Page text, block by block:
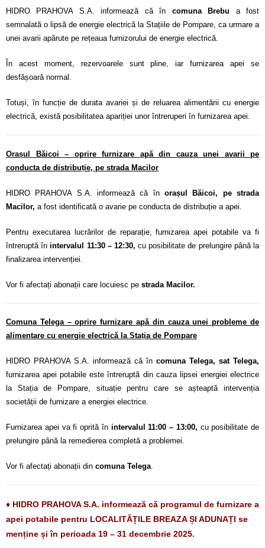
Comunicare
Contact
HIDRO PRAHOVA S.A. informează că în comuna Brebu a fost
semnalată o lipsă de energie electrică la Stațiile de Pompare, ca urmare a
unei avarii apărute pe rețeaua furnizorului de energie electrică.
În acest moment, rezervoarele sunt pline, iar furnizarea apei se
desfășoară normal.
Totuși, în funcție de durata avariei și de reluarea alimentării cu energie
electrică, există posibilitatea apariției unor întreruperi în furnizarea apei.
Orașul Băicoi – oprire furnizare apă din cauza unei avarii pe
conducta de distribuție, pe strada Macilor
HIDRO PRAHOVA S.A. informează că în orașul Băicoi, pe strada
Macilor, a fost identificată o avarie pe conducta de distribuție a apei.
Pentru executarea lucrărilor de reparație, furnizarea apei potabile va fi
întreruptă înintervalul 11:30 – 12:30, cu posibilitate de prelungire până la
finalizarea intervenției.
Vor fi afectați abonații care locuiesc pe strada Macilor.
Comuna Telega – oprire furnizare apă din cauza unei probleme de
alimentare cu energie electrică la Stația de Pompare
HIDRO PRAHOVA S.A. informează că în comuna Telega, sat Telega,
furnizarea apei potabile este întreruptă din cauza lipsei energiei electrice
la Stația de Pompare, situație pentru care se așteaptă intervenția
societății de furnizare a energiei electrice.
Furnizarea apei va fi oprită în intervalul 11:00 – 13:00, cu posibilitate de
prelungire până la remedierea completă a problemei.
Vor fi afectați abonații din comuna Telega.
♦ HIDRO PRAHOVA S.A. informează că programul de furnizare a
apei potabile pentru LOCALITĂȚILE BREAZA ȘI ADUNAȚI se
menține și în perioada 19 – 31 decembrie 2025.